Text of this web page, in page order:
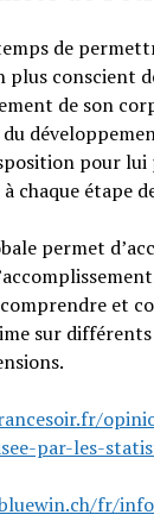
de
plus conscient
de son
pour
chaque étape
permet
et
sur
par-les-
fr/